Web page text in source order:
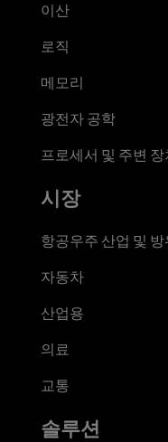
이산
로직
메모리
광전자 공학
프로세서 및 주변 장
시장
항공우주 산업 및 방
자동차
산업용
의료
교통
솔루션